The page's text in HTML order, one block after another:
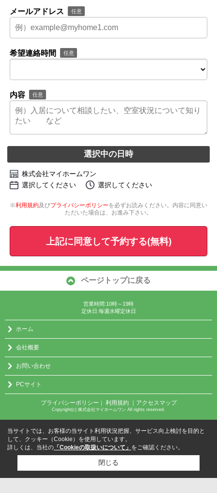
メールアドレス 任意
希望連絡時間 任意
内容 任意
選択中の日時
株式会社マイホームワン
選択してください
選択してください
※利用規約及びプライバシーポリシーを必ずお読みください。内容に同意い
ただいた場合は、お進み下さい。
上記に同意して予約する(無料)
ページトップに戻る
営業時間:10時～19時
定休日:毎週水曜定休日
ホーム
会社概要
お問い合わせ
PCサイト
プライバシーポリシー ｜ 利用規約 ｜アクセスマップ
Copyright(c) 株式会社マイホームワン All rights reserved.
当サイトでは、お客様の当サイト利用状況把握、サービス向上検討を目的と
して、クッキー（Cookie）を使用しています。
詳しくは、当社の 「Cookieの取扱いについて」 をご確認ください。
閉じる